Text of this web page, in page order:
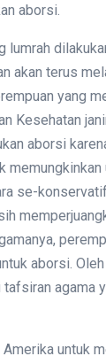
aborsi.
lumrah
akan terus
yang
Kesehatan
aborsi
memungkinkan
se-
aborsi.
agama
untuk